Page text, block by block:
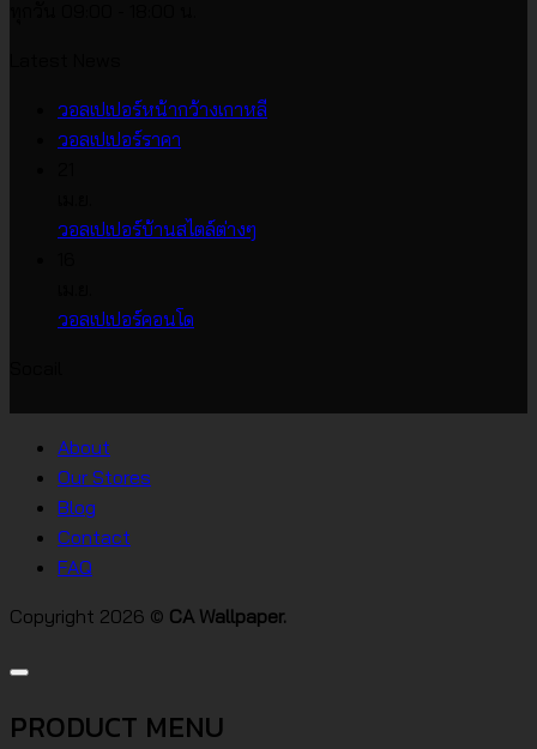
วอลเปเปอร์หน้ากว้างเกาหลี
วอลเปเปอร์ราคา
บน
วอลเปเปอร์บ้านสไตล์ต่างๆ
วอลเปเปอร์คอนโด
About
Our Stores
Blog
Contact
FAQ
Copyright 2026 © CA Wallpaper.
PRODUCT MENU